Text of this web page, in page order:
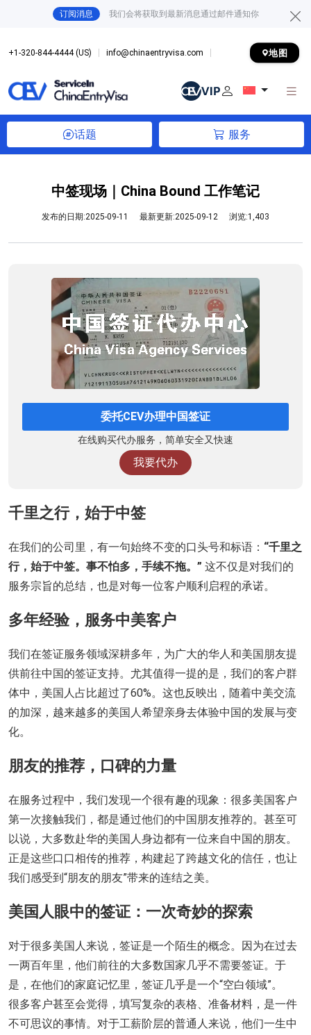
订阅消息 我们会将获取到最新消息通过邮件通知你
+1-320-844-4444 (US) info@chinaentryvisa.com 地图
话题 服务
中签现场｜China Bound 工作笔记
发布的日期:2025-09-11 最新更新:2025-09-12 浏览:1,403
委托CEV办理中国签证
在线购买代办服务，简单安全又快速
我要代办
千里之行，始于中签
在我们的公司里，有一句始终不变的口头号和标语： “千里之
行，始于中签。事不怕多，手续不拖。” 这不仅是对我们的
服务宗旨的总结，也是对每一位客户顺利启程的承诺。
多年经验，服务中美客户
我们在签证服务领域深耕多年，为广大的华人和美国朋友提
供前往中国的签证支持。尤其值得一提的是，我们的客户群
体中，美国人占比超过了60%。这也反映出，随着中美交流
的加深，越来越多的美国人希望亲身去体验中国的发展与变
化。
朋友的推荐，口碑的力量
在服务过程中，我们发现一个很有趣的现象：很多美国客户
第一次接触我们，都是通过他们的中国朋友推荐的。甚至可
以说，大多数赴华的美国人身边都有一位来自中国的朋友。
正是这些口口相传的推荐，构建起了跨越文化的信任，也让
我们感受到“朋友的朋友”带来的连结之美。
美国人眼中的签证：一次奇妙的探索
对于很多美国人来说，签证是一个陌生的概念。因为在过去
一两百年里，他们前往的大多数国家几乎不需要签证。于
是，在他们的家庭记忆里，签证几乎是一个“空白领域”。
很多客户甚至会觉得，填写复杂的表格、准备材料，是一件
不可思议的事情。对于工薪阶层的普通人来说，他们一生中